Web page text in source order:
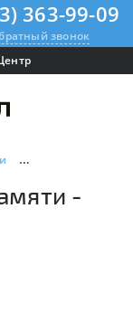
363-99-09
звонок
HP 15-bs053ur
-